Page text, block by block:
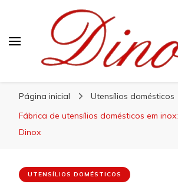
Página inicial
Utensílios domésticos
Fábrica de utensílios domésticos em
Dinox
UTENSÍLIOS DOMÉSTICOS